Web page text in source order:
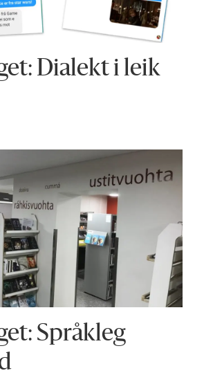
Dialekt i leik
Språkleg